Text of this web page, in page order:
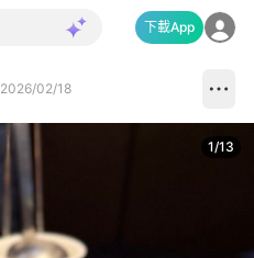
下載App
2026/02/18
1/13